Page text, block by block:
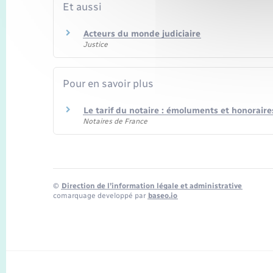
Et aussi
Acteurs du monde judiciaire
Justice
Pour en savoir plus
Le tarif du notaire : émoluments et
Notaires de France
© Direction de l’information légale et administrative
comarquage developpé par baseo.io